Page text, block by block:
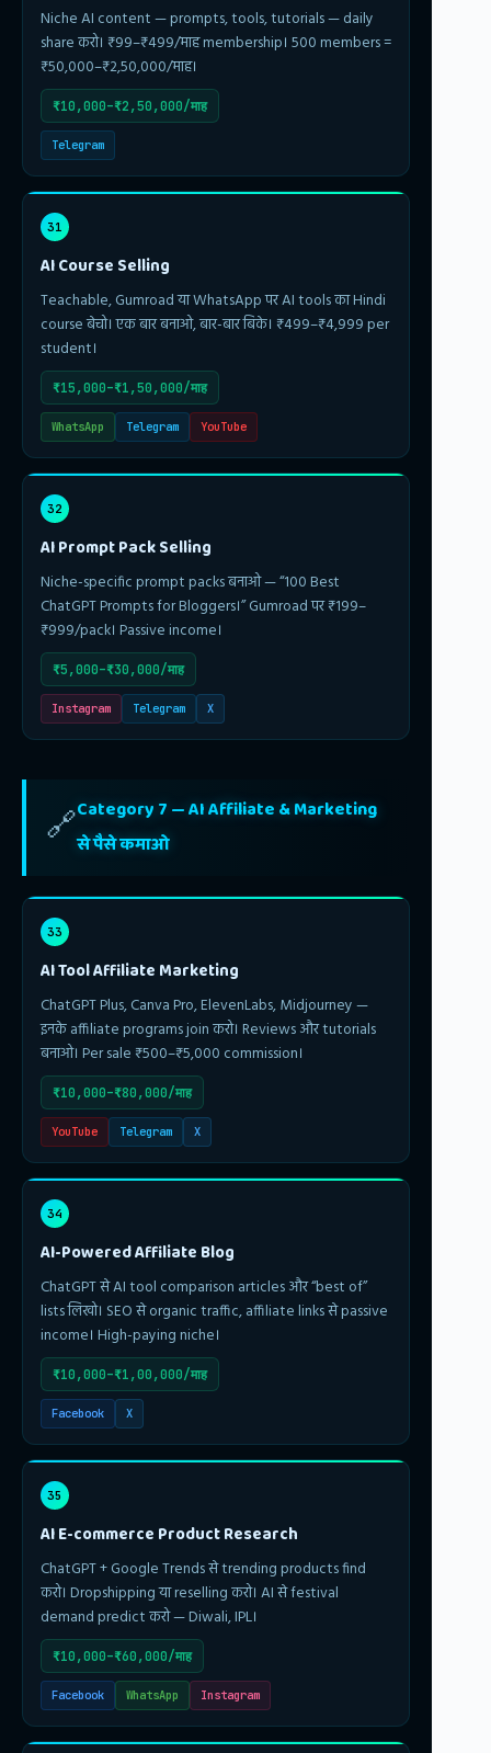
Niche AI content — prompts, tools, tutorials — daily
share करो। ₹99–₹499/माह membership। 500 members =
₹50,000–₹2,50,000/माह।
₹10,000–₹2,50,000/माह
Telegram
31
AI Course Selling
Teachable, Gumroad या WhatsApp पर AI tools का Hindi
course बेचो। एक बार बनाओ, बार-बार बिके। ₹499–₹4,999 per
student।
₹15,000–₹1,50,000/माह
WhatsApp Telegram YouTube
32
AI Prompt Pack Selling
Niche-specific prompt packs बनाओ — “100 Best
ChatGPT Prompts for Bloggers।” Gumroad पर ₹199–
₹999/pack। Passive income।
₹5,000–₹30,000/माह
Instagram Telegram X
🔗Category 7 — AI Affiliate & Marketing
से पैसे कमाओ
33
AI Tool Affiliate Marketing
ChatGPT Plus, Canva Pro, ElevenLabs, Midjourney —
इनके affiliate programs join करो। Reviews और tutorials
बनाओ। Per sale ₹500–₹5,000 commission।
₹10,000–₹80,000/माह
YouTube Telegram X
34
AI-Powered Affiliate Blog
ChatGPT से AI tool comparison articles और “best of”
lists लिखो। SEO से organic traffic, affiliate links से passive
income। High-paying niche।
₹10,000–₹1,00,000/माह
Facebook X
35
AI E-commerce Product Research
ChatGPT + Google Trends से trending products find
करो। Dropshipping या reselling करो। AI से festival
demand predict करो — Diwali, IPL।
₹10,000–₹60,000/माह
Facebook WhatsApp Instagram